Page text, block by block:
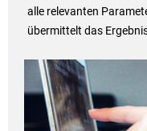
alle relevanten
übermittelt das